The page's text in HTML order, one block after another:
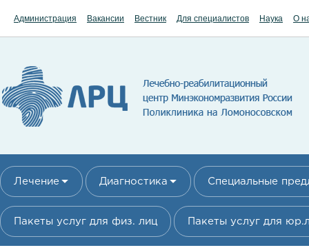
Администрация Вакансии Вестник Для специалистов Наука О
Лечение Диагностика Специальные
Пакеты услуг для физ. лиц Пакеты услуг для